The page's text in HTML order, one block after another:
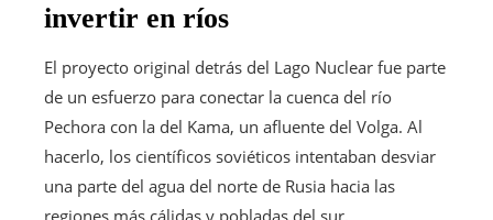
invertir en ríos
El proyecto original detrás del Lago Nuclear fue parte
de un esfuerzo para conectar la cuenca del río
Pechora con la del Kama, un afluente del Volga. Al
hacerlo, los científicos soviéticos intentaban desviar
una parte del agua del norte de Rusia hacia las
regiones más cálidas y pobladas del sur,